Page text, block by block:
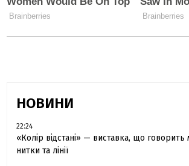
НОВИНИ
22:24
«Колір відстані» — виставка, що
нитки та лінії